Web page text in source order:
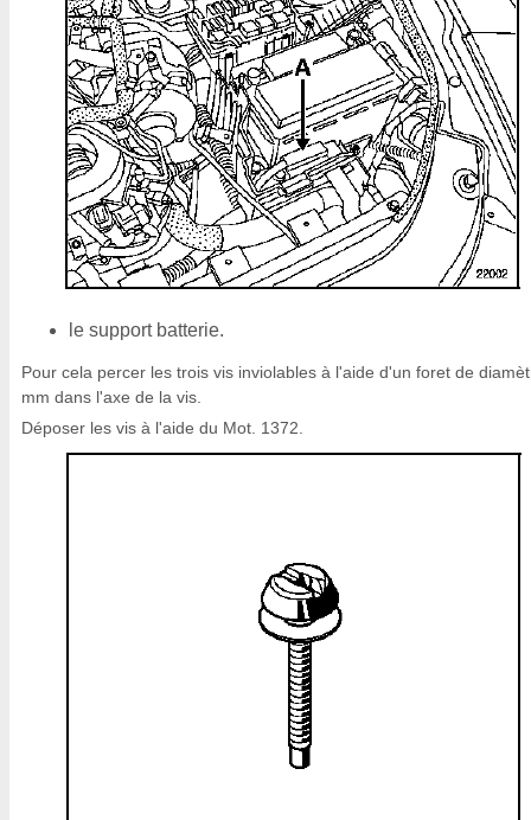
le support batterie.
Pour cela percer les trois vis inviolables à l'aide d'un foret de
mm dans l'axe de la vis.
Déposer les vis à l'aide du Mot. 1372.